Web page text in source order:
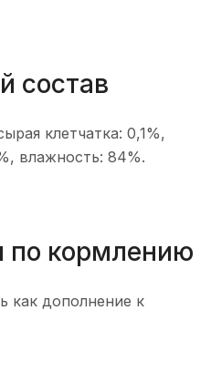
состав
клетчатка: 0,1%,
влажность: 84%.
по кормлению
как дополнение к